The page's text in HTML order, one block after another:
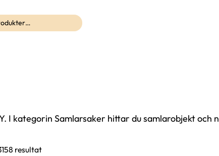
I kategorin Samlarsaker hittar du samlarobjekt
resultatS